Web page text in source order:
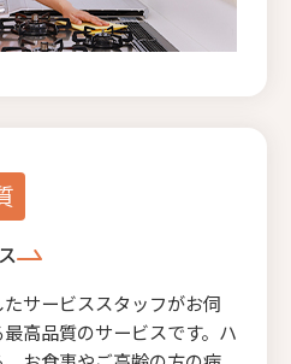
サービススタッフがお伺
高品質のサービスです。ハ